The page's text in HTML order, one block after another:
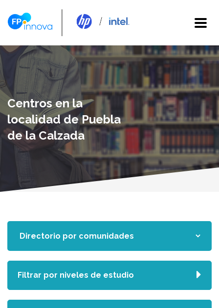
Centros en la
localidad de Puebla
de la Calzada
Filtrar por niveles de estudio